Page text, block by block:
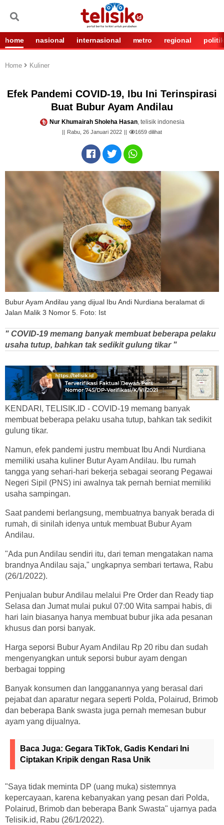
home nasional internasional metro regional politik
Home Kuliner
Efek Pandemi COVID-19, Ibu Ini Terinspirasi
Buat Bubur Ayam Andilau
Nur Khumairah Sholeha Hasan, telisik indonesia
Rabu, 26 Januari 2022 1659 dilihat
Bubur Ayam Andilau yang dijual Ibu Andi Nurdiana beralamat di
Jalan Malik 3 Nomor 5. Foto: Ist
" COVID-19 memang banyak membuat beberapa pelaku
usaha tutup, bahkan tak sedikit gulung tikar "
KENDARI, TELISIK.ID - COVID-19 memang banyak
membuat beberapa pelaku usaha tutup, bahkan tak sedikit
gulung tikar.
Namun, efek pandemi justru membuat Ibu Andi Nurdiana
memiliki usaha kuliner Butur Ayam Andilau. Ibu rumah
tangga yang sehari-hari bekerja sebagai seorang Pegawai
Negeri Sipil (PNS) ini awalnya tak pernah berniat memiliki
usaha sampingan.
Saat pandemi berlangsung, membuatnya banyak berada di
rumah, di sinilah idenya untuk membuat Bubur Ayam
Andilau.
"Ada pun Andilau sendiri itu, dari teman mengatakan nama
brandnya Andilau saja," ungkapnya sembari tertawa, Rabu
(26/1/2022).
Penjualan bubur Andilau melalui Pre Order dan Ready tiap
Selasa dan Jumat mulai pukul 07:00 Wita sampai habis, di
hari lain biasanya hanya membuat bubur jika ada pesanan
khusus dan porsi banyak.
Harga seporsi Bubur Ayam Andilau Rp 20 ribu dan sudah
mengenyangkan untuk seporsi bubur ayam dengan
berbagai topping
Banyak konsumen dan langganannya yang berasal dari
pejabat dan aparatur negara seperti Polda, Polairud, Brimob
dan beberapa Bank swasta juga pernah memesan bubur
ayam yang dijualnya.
Baca Juga: Gegara TikTok, Gadis Kendari Ini
Ciptakan Kripik dengan Rasa Unik
"Saya tidak meminta DP (uang muka) sistemnya
kepercayaan, karena kebanyakan yang pesan dari Polda,
Polairud, Brimob dan beberapa Bank Swasta" ujarnya pada
Telisik.id, Rabu (26/1/2022).